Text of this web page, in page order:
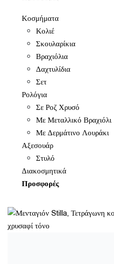
Κοσμήματα
Κολιέ
Σκουλαρίκια
Βραχιόλια
Δαχτυλίδια
Σετ
Ρολόγια
Σε Ροζ Χρυσό
Με Μεταλλικό Βραχιόλι
Με Δερμάτινο Λουράκι
Αξεσουάρ
Στυλό
Διακοσμητικά
Προσφορές